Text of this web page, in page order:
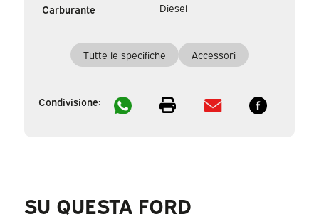
Carburante
Diesel
Tutte le specifiche Accessori
Condivisione:
SU QUESTA FORD